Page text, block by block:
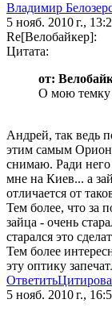
Владимир
5 нояб. 2010 г.,
Re[Велобайкер]:
Цитата:
от:
О мою темку
Андрей, так ведь
этим самым
снимаю. Ради него
мне на Киев... а
отличается от
Тем более, что за
зайца - очень
старался это
Тем более
эту оптику
Ответить
5 нояб. 2010 г.,